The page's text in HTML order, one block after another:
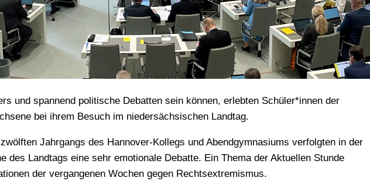
und spannend politische Debatten sein können, erlebten Schüler*innen der
bei ihrem Besuch im niedersächsischen Landtag.
Jahrgangs des Hannover-Kollegs und Abendgymnasiums verfolgten in der
des Landtags eine sehr emotionale Debatte. Ein Thema der Aktuellen Stunde
der vergangenen Wochen gegen Rechtsextremismus.